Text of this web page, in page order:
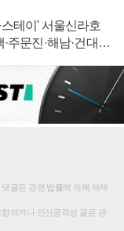
테이' 서울신라호
주문진·해남·건대로
글은 관련 법률에 의해 제재
되거나 인신공격성 글은 관